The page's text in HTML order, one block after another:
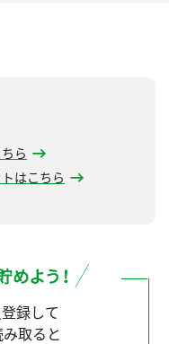
ら
はこちら
録して
取ると